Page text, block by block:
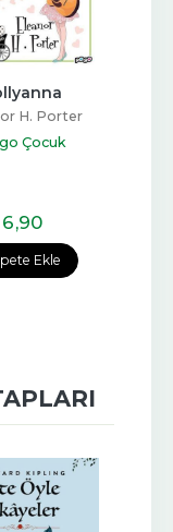
Ekle
H. Porter
Çocuk
6,90